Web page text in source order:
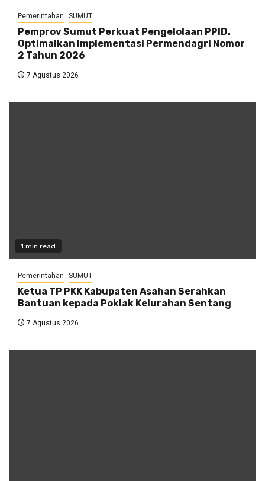
Pemerintahan SUMUT
Pemprov Sumut Perkuat Pengelolaan PPID,
Optimalkan Implementasi Permendagri Nomor
2 Tahun 2026
7 Agustus 2026
1 min read
Pemerintahan SUMUT
Ketua TP PKK Kabupaten Asahan Serahkan
Bantuan kepada Poklak Kelurahan Sentang
7 Agustus 2026